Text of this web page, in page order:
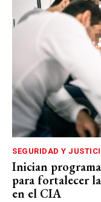
SEGURIDAD Y
Inician
para fortalecer
en el CIA